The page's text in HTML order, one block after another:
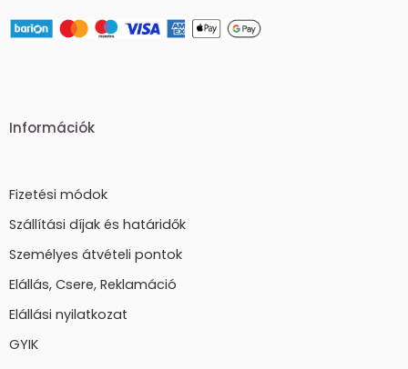
Információk
Fizetési módok
Szállítási díjak és határidők
Személyes átvételi pontok
Elállás, Csere, Reklamáció
Elállási nyilatkozat
GYIK